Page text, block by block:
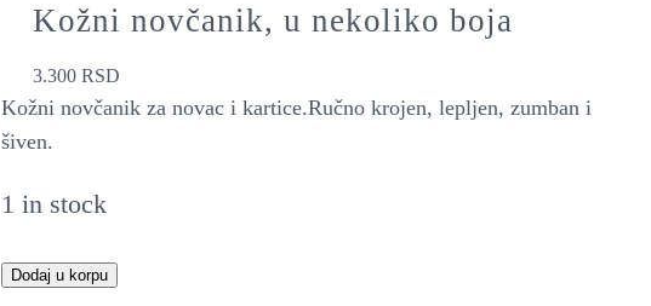
Kožni novčanik, u nekoliko boja
3.300RSD
Kožni novčanik za novac i kartice.Ručno krojen, lepljen, zumban i
šiven.
1 in stock
KDodaj u korpu